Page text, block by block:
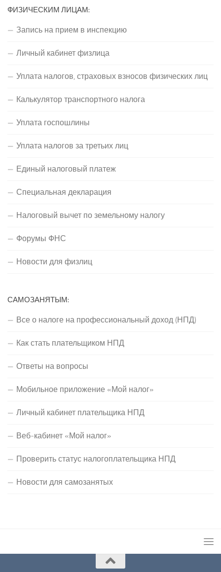
ФИЗИЧЕСКИМ ЛИЦАМ:
Запись на прием в инспекцию
Личный кабинет физлица
Уплата налогов, страховых взносов физических лиц
Калькулятор транспортного налога
Уплата госпошлины
Уплата налогов за третьих лиц
Единый налоговый платеж
Специальная декларация
Налоговый вычет по земельному налогу
Форумы ФНС
Новости для физлиц
САМОЗАНЯТЫМ:
Все о налоге на профессиональный доход (НПД)
Как стать плательщиком НПД
Ответы на вопросы
Мобильное приложение «Мой налог»
Личный кабинет плательщика НПД
Веб-кабинет «Мой налог»
Проверить статус налогоплательщика НПД
Новости для самозанятых